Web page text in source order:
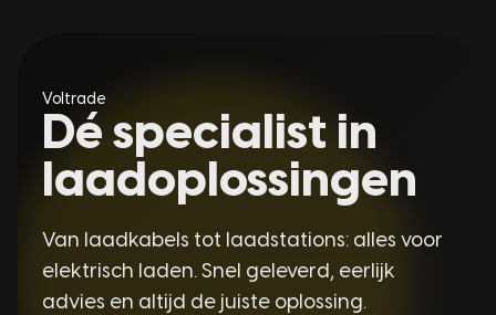
Voltrade
Dé specialist in
laadoplossingen
Van laadkabels tot laadstations: alles voor
elektrisch laden. Snel geleverd, eerlijk
advies en altijd de juiste oplossing.